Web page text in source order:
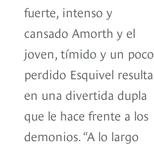
fuerte, intenso y
cansado Amorth y el
joven, tímido y un poco
perdido Esquivel resulta
en una divertida dupla
que le hace frente a los
demonios. “A lo largo